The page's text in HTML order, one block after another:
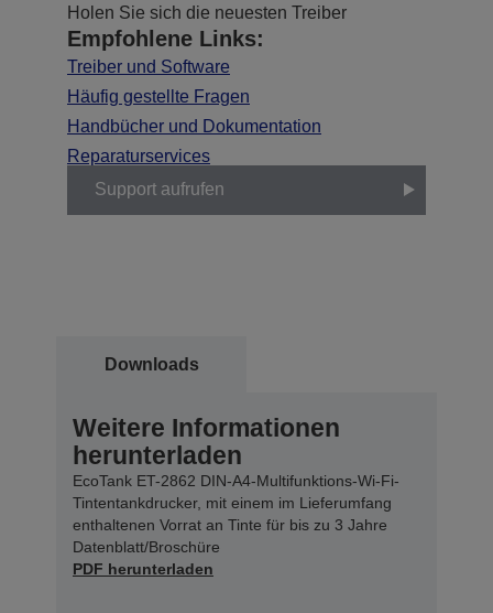
Holen Sie sich die neuesten Treiber
Empfohlene Links:
Treiber und Software
Häufig gestellte Fragen
Handbücher und Dokumentation
Reparaturservices
Support aufrufen
Downloads
Weitere Informationen
herunterladen
EcoTank ET-2862 DIN-A4-Multifunktions-Wi-Fi-
Tintentankdrucker, mit einem im Lieferumfang
enthaltenen Vorrat an Tinte für bis zu 3 Jahre
Datenblatt/Broschüre
PDF herunterladen